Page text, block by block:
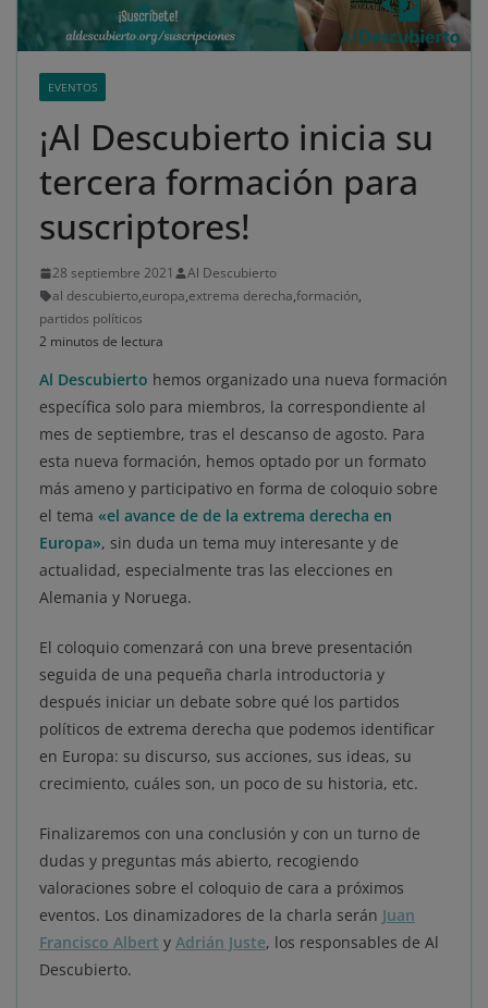
EVENTOS
¡Al Descubierto inicia su
tercera formación para
suscriptores!
28 septiembre 2021
Al Descubierto
al descubierto,europa,extrema derecha,formación,
partidos políticos
2 minutos de lectura
Al Descubierto hemos organizado una nueva formación
específica solo para miembros, la correspondiente al
mes de septiembre, tras el descanso de agosto. Para
esta nueva formación, hemos optado por un formato
más ameno y participativo en forma de coloquio sobre
el tema «el avance de de la extrema derecha en
Europa», sin duda un tema muy interesante y de
actualidad, especialmente tras las elecciones en
Alemania y Noruega.
El coloquio comenzará con una breve presentación
seguida de una pequeña charla introductoria y
después iniciar un debate sobre qué los partidos
políticos de extrema derecha que podemos identificar
en Europa: su discurso, sus acciones, sus ideas, su
crecimiento, cuáles son, un poco de su historia, etc.
Finalizaremos con una conclusión y con un turno de
dudas y preguntas más abierto, recogiendo
valoraciones sobre el coloquio de cara a próximos
eventos. Los dinamizadores de la charla serán Juan
Francisco Albert y Adrián Juste, los responsables de Al
Descubierto.